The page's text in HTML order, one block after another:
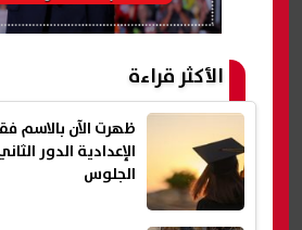
الأكثر قراءة
ظهرت الآن بالاسم
الجلوس